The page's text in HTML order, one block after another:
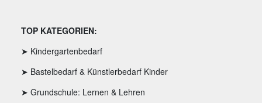
TOP KATEGORIEN:
➤ Kindergartenbedarf
➤ Bastelbedarf & Künstlerbedarf Kinder
➤ Grundschule: Lernen & Lehren